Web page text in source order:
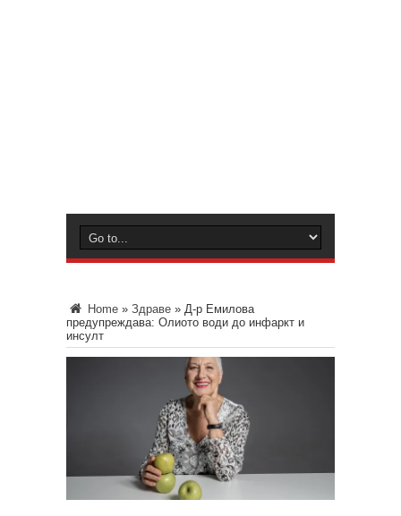
Home » Здраве » Д-р Емилова
предупреждава: Олиото води до инфаркт и
инсулт